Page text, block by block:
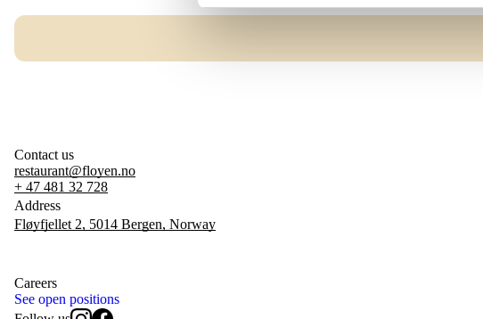
Contact us
restaurant@floyen.no
+ 47 481 32 728
Address
Fløyfjellet 2, 5014 Bergen, Norway
Careers
See open positions